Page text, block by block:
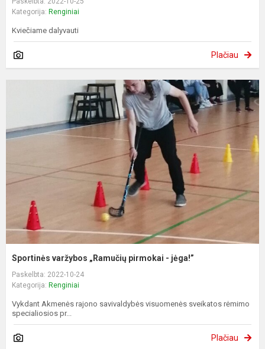
Kategorija: Renginiai
Kviečiame dalyvauti
Plačiau
Sportinės varžybos „Ramučių pirmokai - jėga!”
Paskelbta: 2022-10-24
Kategorija: Renginiai
Vykdant Akmenės rajono savivaldybės visuomenės sveikatos rėmimo
specialiosios pr...
Plačiau